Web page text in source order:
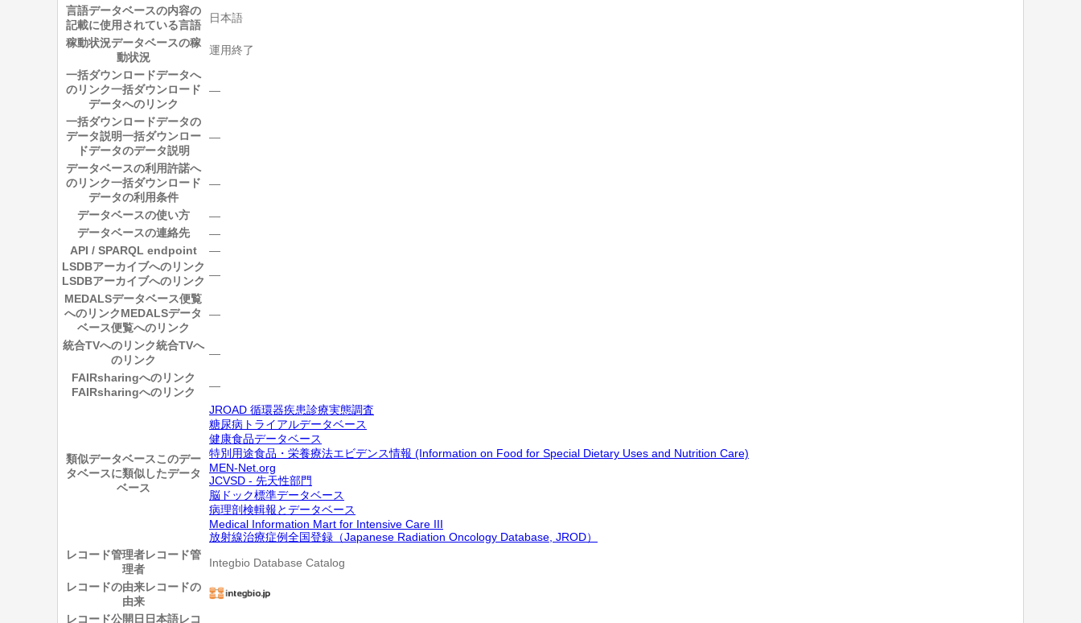
言語データベースの内容の
記載に使用されている言語
日本語
稼動状況データベースの稼
動状況
運用終了
一括ダウンロードデータへ
のリンク一括ダウンロード
データへのリンク
―
一括ダウンロードデータの
データ説明一括ダウンロー
ドデータのデータ説明
―
データベースの利用許諾へ
のリンク一括ダウンロード
データの利用条件
―
データベースの使い方
―
データベースの連絡先
―
API / SPARQL endpoint
―
LSDBアーカイブへのリンク
LSDBアーカイブへのリンク ―
MEDALSデータベース便覧
へのリンクMEDALSデータ
ベース便覧へのリンク
―
統合TVへのリンク統合TVへ
のリンク
―
FAIRsharingへのリンク
FAIRsharingへのリンク
―
類似データベースこのデー
タベースに類似したデータ
ベース
JROAD 循環器疾患診療実態調査
糖尿病トライアルデータベース
健康食品データベース
特別用途食品・栄養療法エビデンス情報 (Information on Food for Special Dietary Uses and Nutrition Care)
MEN-Net.org
JCVSD - 先天性部門
脳ドック標準データベース
病理剖検輯報とデータベース
Medical Information Mart for Intensive Care III
放射線治療症例全国登録（Japanese Radiation Oncology Database, JROD）
レコード管理者レコード管
理者
Integbio Database Catalog
レコードの由来レコードの
由来
レコード公開日 日本語レコ